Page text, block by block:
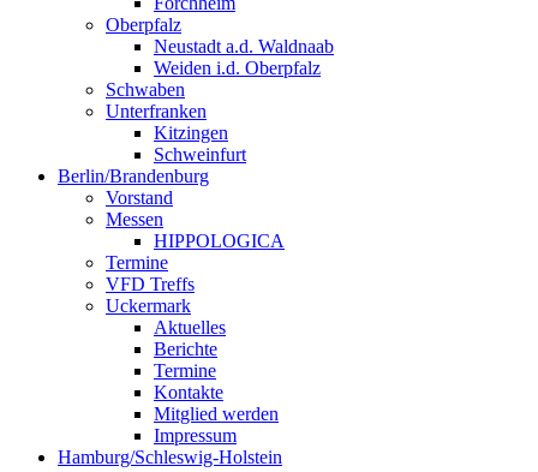
Oberpfalz
Neustadt a.d. Waldnaab
Weiden i.d. Oberpfalz
Schwaben
Unterfranken
Kitzingen
Schweinfurt
Berlin/Brandenburg
Vorstand
Messen
HIPPOLOGICA
Termine
VFD Treffs
Uckermark
Aktuelles
Berichte
Termine
Kontakte
Mitglied werden
Impressum
Hamburg/Schleswig-Holstein